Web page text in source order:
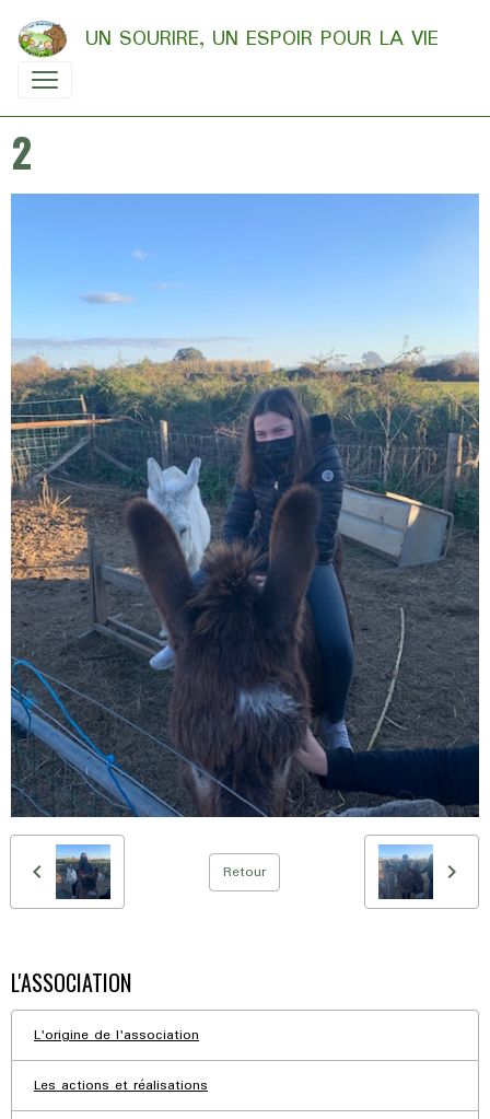
UN SOURIRE, UN ESPOIR POUR LA VIE
2
Retour
L'ASSOCIATION
L'origine de l'association
Les actions et réalisations